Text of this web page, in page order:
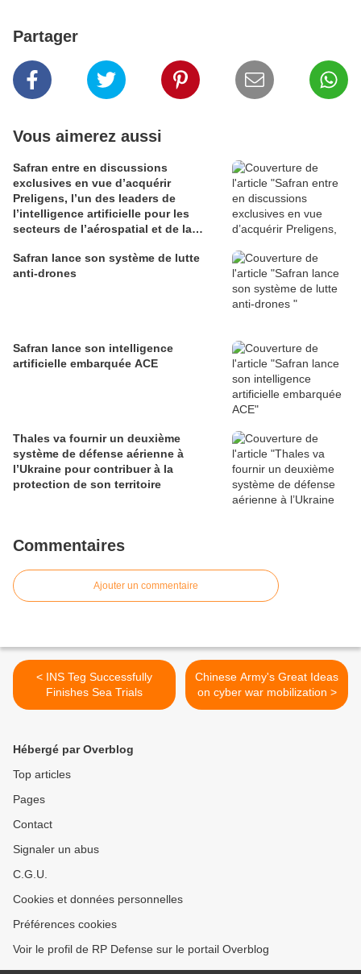
Partager
Vous aimerez aussi
Safran entre en discussions
exclusives en vue d’acquérir
Preligens, l’un des leaders de
l’intelligence artificielle pour les
secteurs de l’aérospatial et de la
Safran lance son système de lutte
anti-drones
Safran lance son intelligence
artificielle embarquée ACE
Thales va fournir un deuxième
système de défense aérienne à
l’Ukraine pour contribuer à la
protection de son territoire
Commentaires
Ajouter un commentaire
< INS Teg Successfully
Finishes Sea Trials
Chinese Army's Great Ideas
on cyber war mobilization >
Hébergé par Overblog
Top articles
Pages
Contact
Signaler un abus
C.G.U.
Cookies et données personnelles
Préférences cookies
Voir le profil de RP Defense sur le portail Overblog